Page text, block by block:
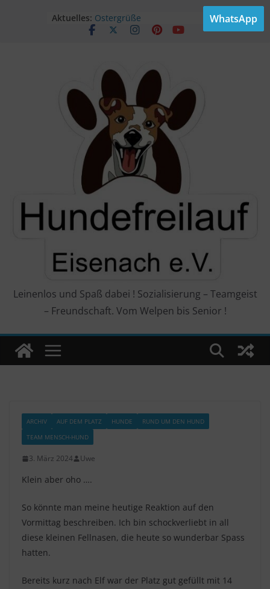
Aktuelles: Ostergrüße
Unser Sommerfest findet statt!
Leinenlos und Spaß dabei ! Sozialisierung – Teamgeist
– Freundschaft. Vom Welpen bis Senior !
ARCHIV AUF DEM PLATZ HUNDE
RUND UM DEN HUND
TEAM MENSCH-HUND
3. März 2024 Uwe
Klein aber oho ….
So könnte man meine heutige Reaktion auf den
Vormittag beschreiben. Ich bin schockverliebt in all
diese kleinen Fellnasen, die heute so wunderbar Spass
hatten.
Bereits kurz nach Elf war der Platz gut gefüllt mit 14
WhatsApp